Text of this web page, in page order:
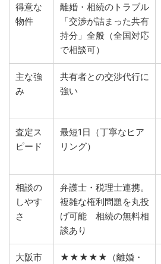
得意な
物件
離婚・相続のトラブル
「交渉が詰まった共有
持分」全般（全国対応
で相談可）
主な強
み
共有者との交渉代行に
強い
査定ス
ピード
最短1日（丁寧なヒア
リング）
相談の
しやす
さ
弁護士・税理士連携。
複雑な権利問題を丸投
げ可能 相続の無料相
談あり
大阪市
★★★★★（離婚・